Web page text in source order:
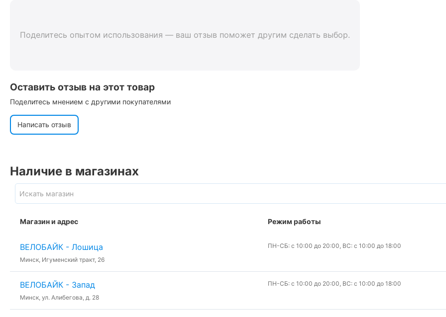
Поделитесь опытом использования — ваш отзыв поможет другим сделать выбор.
Оставить отзыв на этот товар
Поделитесь мнением с другими покупателями
Написать отзыв
Наличие в магазинах
Магазин и адрес Режим работы
ВЕЛОБАЙК - Лошица
Минск, Игуменский тракт, 26
ПН-СБ: с 10:00 до 20:00, ВС: с 10:00 до 18:00
ВЕЛОБАЙК - Запад
Минск, ул. Алибегова, д. 28
ПН-СБ: с 10:00 до 20:00, ВС: с 10:00 до 18:00